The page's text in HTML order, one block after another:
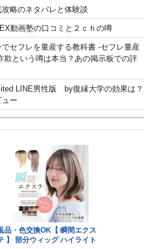
略のネタバレと体験談
動画塾の口コミと２ｃｈの噂
セフレを量産する教科書 -セフレ量産
欺という噂は本当？あの掲示板での評
LINE男性版 by復縁大学の効果は？
ー